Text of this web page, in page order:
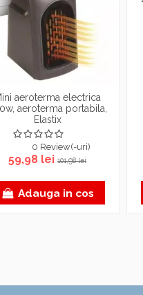
aeroterma electrica
aeroterma portabila,
Elastix
0 Review(-uri)
59,98 lei 101,98 lei
Adauga in cos